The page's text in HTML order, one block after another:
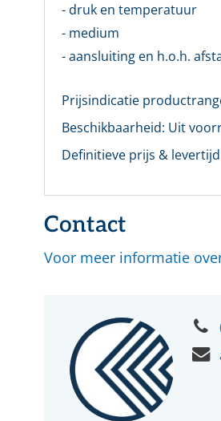
- druk en temperatuur
- medium
- aansluiting en h.o.h.
Prijsindicatie
Beschikbaarheid: Uit
Definitieve prijs &
Contact
Voor meer informatie